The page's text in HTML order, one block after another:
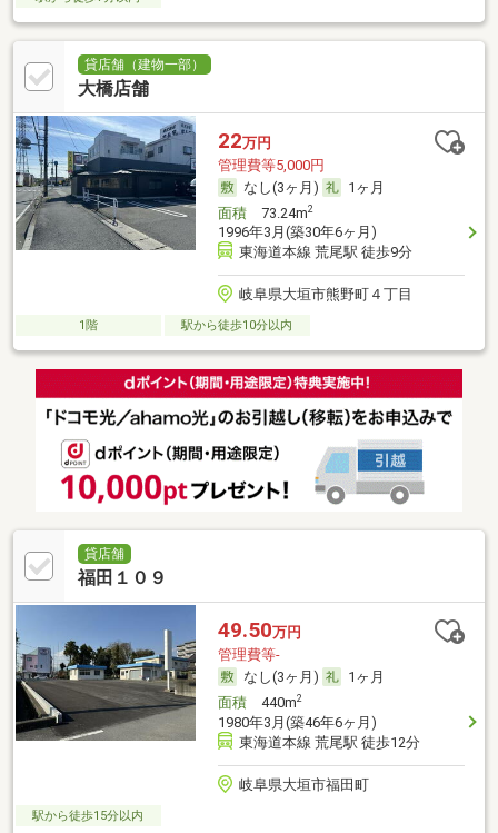
貸店舗（建物一部）
大橋店舗
22万円
管理費等5,000円
なし(3ヶ月)
1ヶ月
面積73.24m2
1996年3月(築30年6ヶ月)
東海道本線 荒尾駅 徒歩9分
岐阜県大垣市熊野町４丁目
1階 駅から徒歩10分以内
貸店舗
福田１０９
49.50万円
管理費等-
なし(3ヶ月)
1ヶ月
面積440m2
1980年3月(築46年6ヶ月)
東海道本線 荒尾駅 徒歩12分
岐阜県大垣市福田町
駅から徒歩15分以内